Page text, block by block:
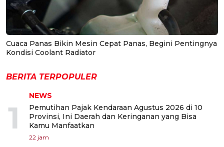
Cuaca Panas Bikin Mesin Cepat Panas, Begini Pentingnya
Kondisi Coolant Radiator
BERITA TERPOPULER
1
NEWS
Pemutihan Pajak Kendaraan Agustus 2026 di 10
Provinsi, Ini Daerah dan Keringanan yang Bisa
Kamu Manfaatkan
22 jam